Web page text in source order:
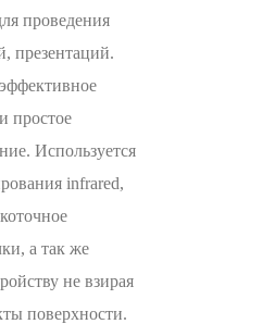
проведения
презентаций.
простое
Используется
infrared,
а так же
не взирая
поверхности.